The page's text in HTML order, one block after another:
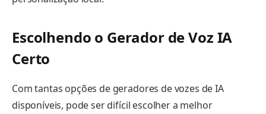
Escolhendo o Gerador de Voz IA
Certo
Com tantas opções de geradores de vozes de IA
disponíveis, pode ser difícil escolher a melhor